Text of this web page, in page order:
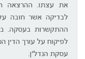
את עצתו. ההרצאה
לבדיקה אשר חובה
ההתקשרות בעסקה.
לפיקוח על עורך הדין
עסקת הנדל"ן.